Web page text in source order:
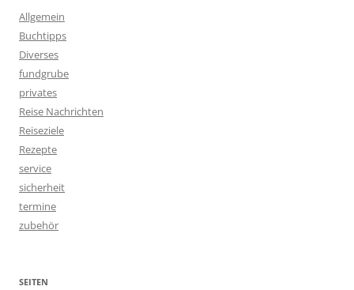
Allgemein
Buchtipps
Diverses
fundgrube
privates
Reise Nachrichten
Reiseziele
Rezepte
service
sicherheit
termine
zubehör
SEITEN